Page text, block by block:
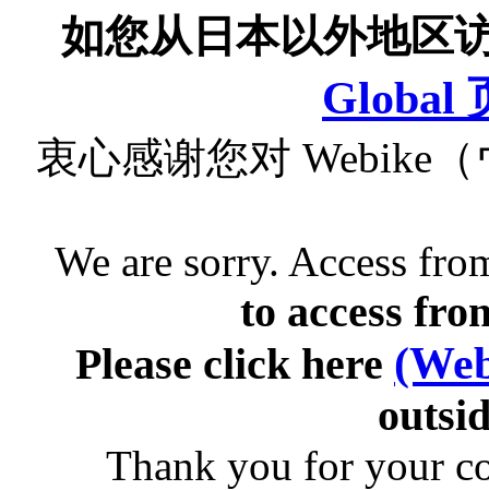
如您从日本以外地区
Global
衷心感谢您对 Webike
We are sorry. Access
to access
Please click here
Thank you for your